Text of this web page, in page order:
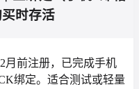
时存活
月前注册，已完成手机
绑定。适合测试或轻量